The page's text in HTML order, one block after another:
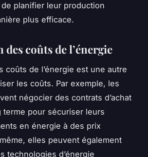
planifier leur production
plus efficace.
coûts de l’énergie
coûts de l’énergie est une autre
les coûts. Par exemple, les
négocier des contrats d’achat
terme pour sécuriser leurs
en énergie à des prix
elles peuvent également
technologies d’énergie